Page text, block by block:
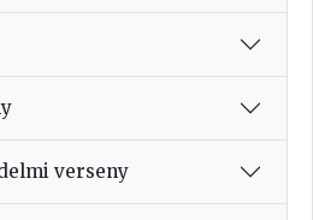
verseny